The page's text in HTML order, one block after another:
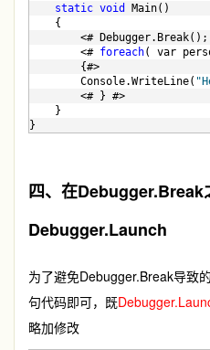
static void
Main()
    {
<#
        <#
foreach( var
        {#>
        Console.WriteLine(
        <# } #>
    }
}
四、在Debugger.Break
Debugger.Launch
为了避免Debugger.Break导致
句代码即可，既
略加修改